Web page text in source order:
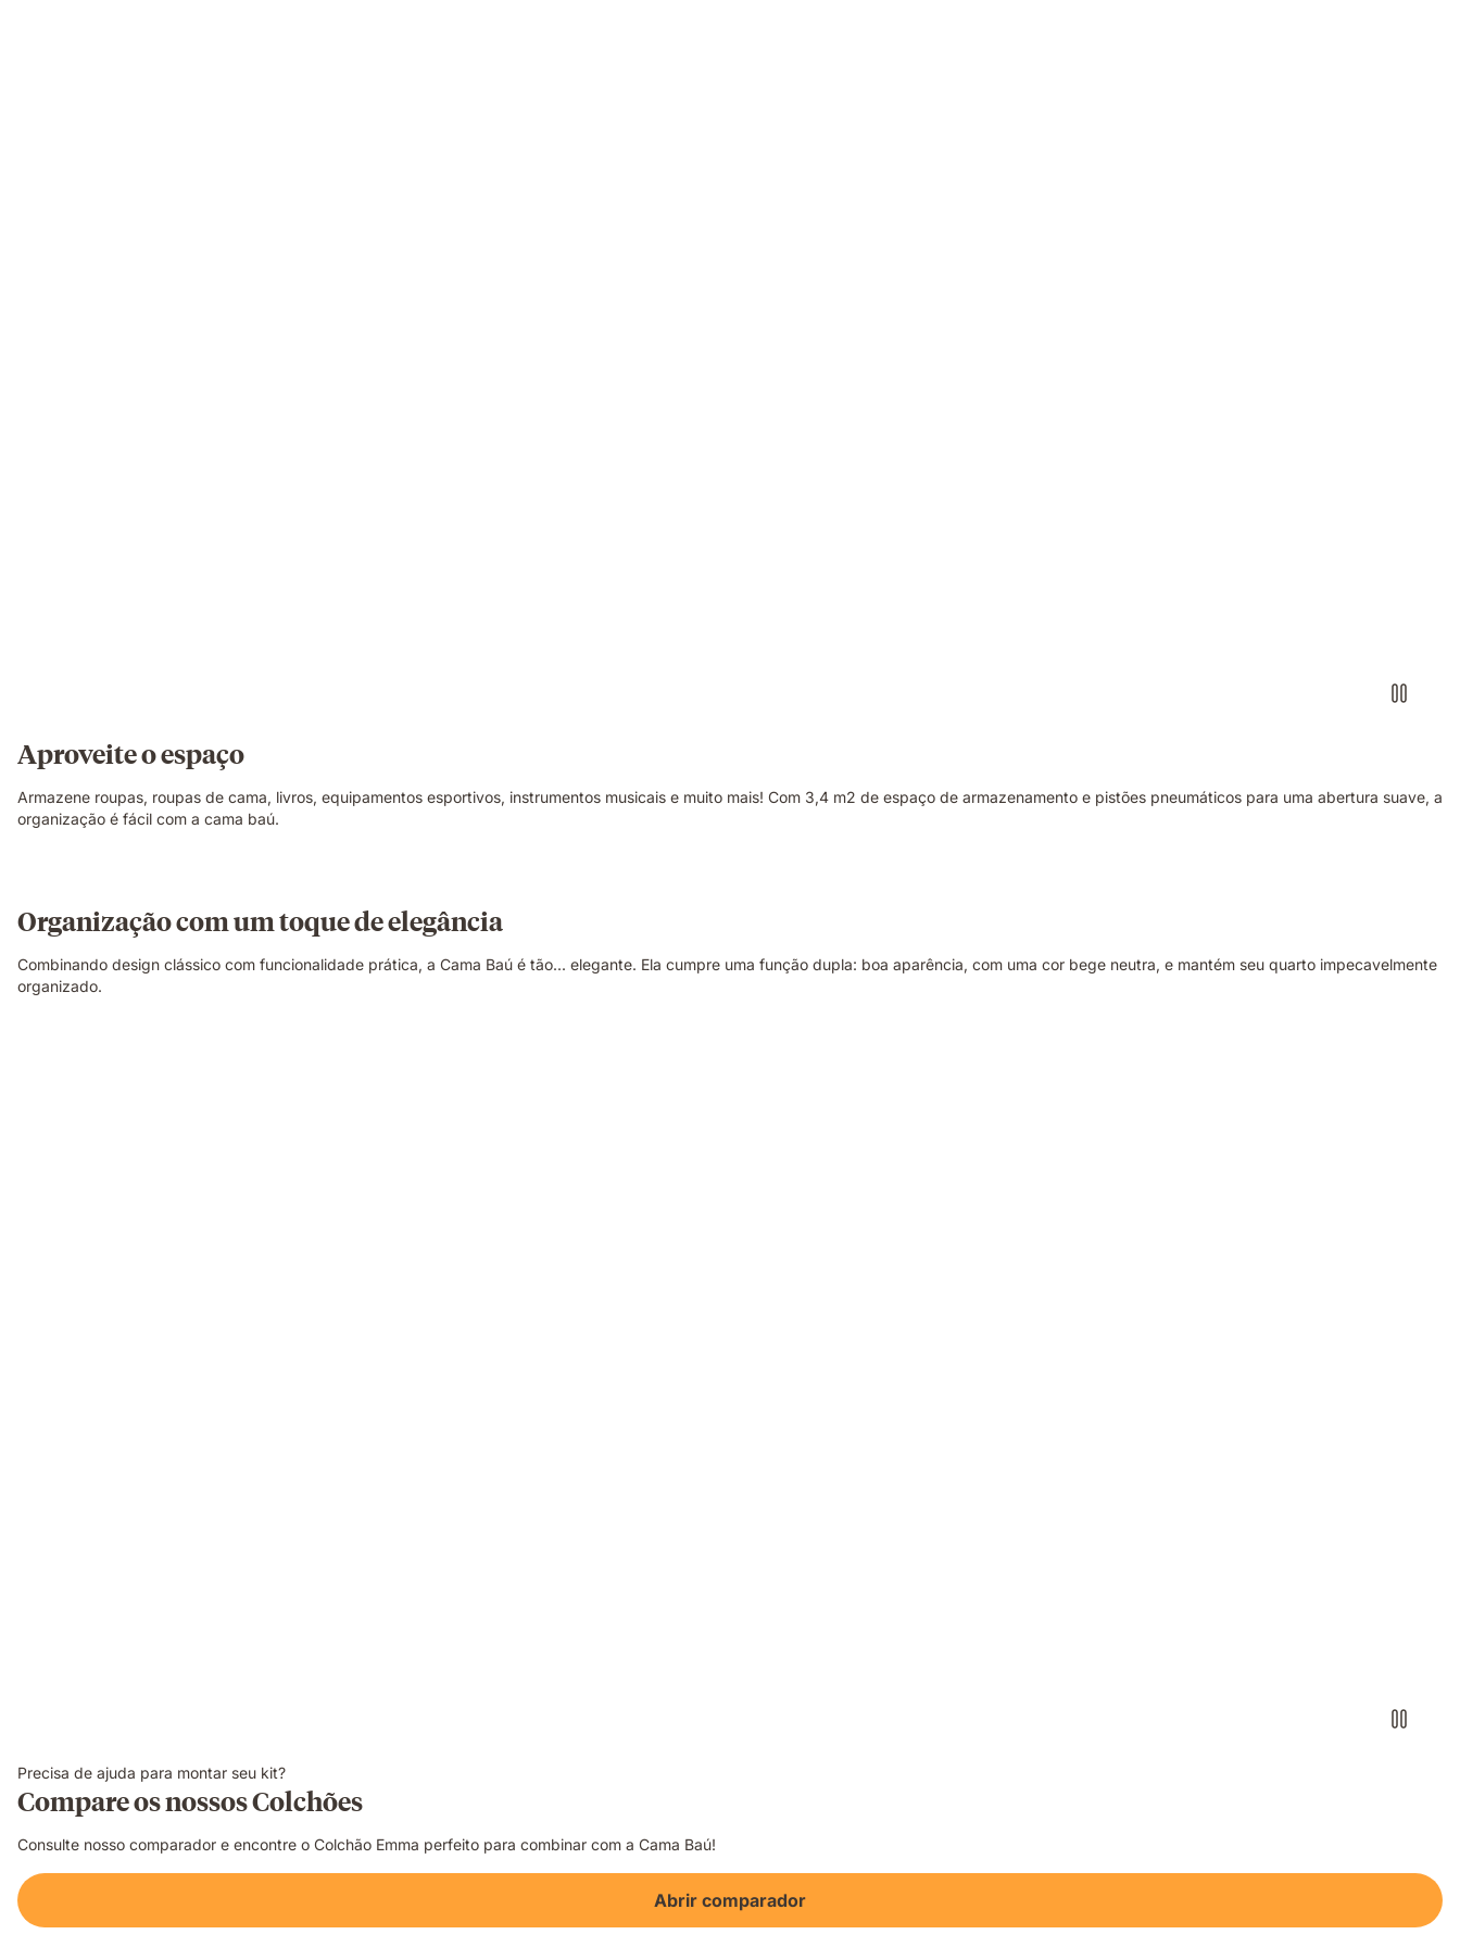
Aproveite o espaço
Armazene roupas, roupas de cama, livros, equipamentos esportivos, instrumentos musicais e muito mais! Com 3,4 m2 de espaço de armazenamento e pistões pneumáticos para uma abertura suave, a
organização é fácil com a cama baú.
Organização com um toque de elegância
Combinando design clássico com funcionalidade prática, a Cama Baú é tão... elegante. Ela cumpre uma função dupla: boa aparência, com uma cor bege neutra, e mantém seu quarto impecavelmente
organizado.
Precisa de ajuda para montar seu kit?
Compare os nossos Colchões
Consulte nosso comparador e encontre o Colchão Emma perfeito para combinar com a Cama Baú!
Abrir comparador